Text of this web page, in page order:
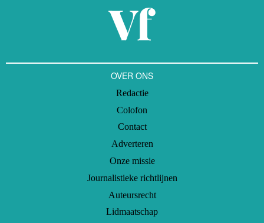
OVER ONS
Redactie
Colofon
Contact
Adverteren
Onze missie
Journalistieke richtlijnen
Auteursrecht
Lidmaatschap